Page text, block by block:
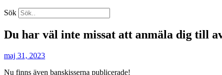
Sök
Du har väl inte missat att anmäla dig till
maj 31, 2023
Nu finns även banskisserna publicerade!